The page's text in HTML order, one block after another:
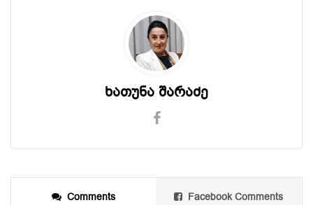
ხათუნა შარაძე
Comments Facebook Comments